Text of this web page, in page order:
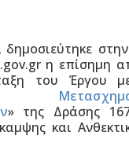
δημοσιεύτηκε
η επίσημη
του Έργου
» της Δράσης
και